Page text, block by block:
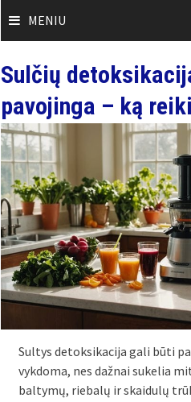
to
MENIU
Sulčių
pavojinga – ką
Sultys detoksikacija gali būti
vykdoma, nes dažnai sukelia
baltymų, riebalų ir skaidulų